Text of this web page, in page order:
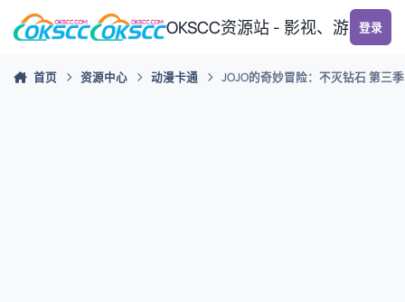
跳转到帖子
OKSCC资源站 - 影视、游戏、
登录
首页 资源中心 动漫卡通 JOJO的奇妙冒险：不灭钻石 第三